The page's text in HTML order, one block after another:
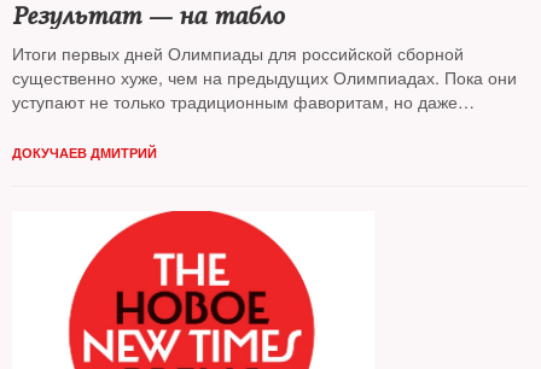
Результат — на табло
Итоги первых дней Олимпиады для российской сборной
существенно хуже, чем на предыдущих Олимпиадах. Пока они
уступают не только традиционным фаворитам, но даже
ДОКУЧАЕВ ДМИТРИЙ